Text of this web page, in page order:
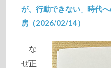
が、行動できない」時代
房（2026/02/14）
な
ぜ正